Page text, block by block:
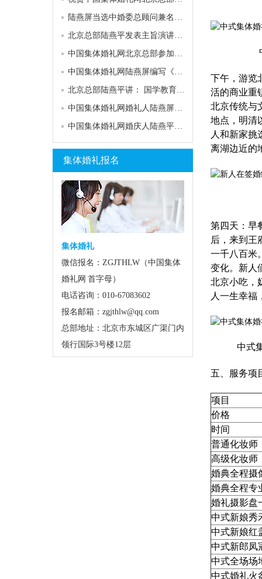
集体婚礼报名
集体婚礼
微信报名：ZGJTHLW（中国集体
婚礼网 首字母）
电话咨询：010-67083602
报名邮箱：zgjthlw@qq.com
总部地址：北京市东城区广渠门内
领行国际3号楼12层
中式集
下午，游览
活的商业重
北京传统与
地点，明清
人和新家挑
离湖边近的
第四天：早
后，来到王
一千八百米
变化。新人
北京小吃，
人一生幸福
中式集体
五、服务项
项目
价格
时间
普通化妆师
高级化妆师
婚典全程摄
婚典全程专
婚礼摄影盘
中式新娘秀
中式新娘红
中式新郎凤
中式全场场
中式婚礼火